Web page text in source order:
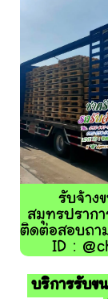
รับจ้าง
สมุทรปราก
ติดต่อสอบถา
ID :
บริการรับข